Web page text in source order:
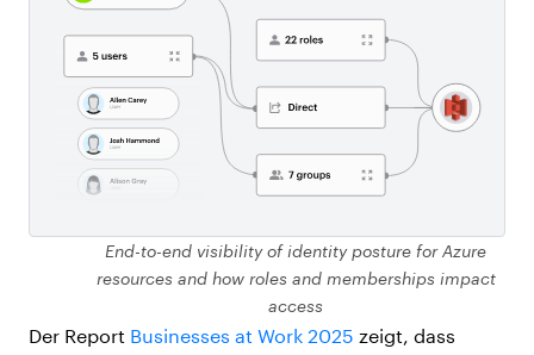
End-to-end visibility of identity posture for Azure
resources and how roles and memberships impact
access
Der Report Businesses at Work 2025 zeigt, dass